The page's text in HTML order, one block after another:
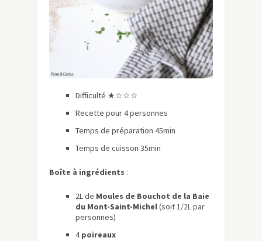
Difficulté ★☆☆☆
Recette pour 4 personnes
Temps de préparation 45min
Temps de cuisson 35min
Boîte à ingrédients :
2L de Moules de Bouchot de la Baie
du Mont-Saint-Michel(soit 1/2L par
personnes)
4poireaux